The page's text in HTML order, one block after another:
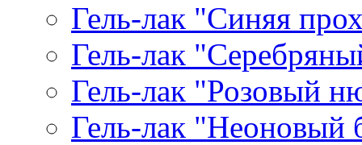
Гель-лак "Синяя
Гель-лак
Гель-лак "Розовый
Гель-лак "Неоновый